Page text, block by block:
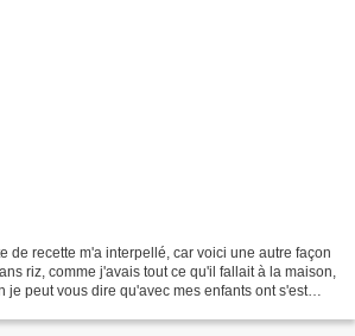
de recette m'a interpellé, car voici une autre façon
riz, comme j'avais tout ce qu'il fallait à la maison,
je peut vous dire qu'avec mes enfants ont s'est